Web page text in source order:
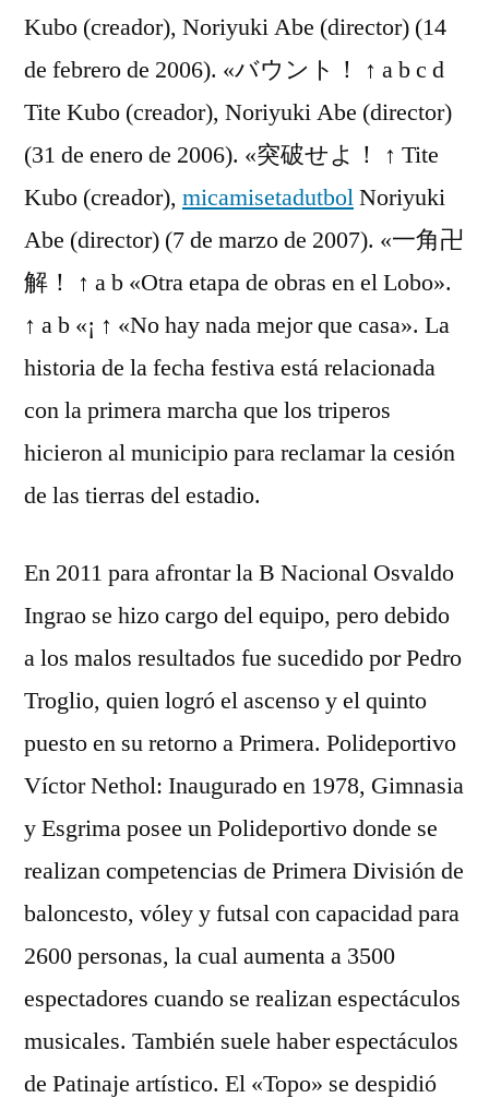
Kubo (creador), Noriyuki Abe (director) (14
de febrero de 2006). «バウント！ ↑ a b c d
Tite Kubo (creador), Noriyuki Abe (director)
(31 de enero de 2006). «突破せよ！ ↑ Tite
Kubo (creador), micamisetadutbolNoriyuki
Abe (director) (7 de marzo de 2007). «一角卍
解！ ↑ a b «Otra etapa de obras en el Lobo».
↑ a b «¡ ↑ «No hay nada mejor que casa». La
historia de la fecha festiva está relacionada
con la primera marcha que los triperos
hicieron al municipio para reclamar la cesión
de las tierras del estadio.
En 2011 para afrontar la B Nacional Osvaldo
Ingrao se hizo cargo del equipo, pero debido
a los malos resultados fue sucedido por Pedro
Troglio, quien logró el ascenso y el quinto
puesto en su retorno a Primera. Polideportivo
Víctor Nethol: Inaugurado en 1978, Gimnasia
y Esgrima posee un Polideportivo donde se
realizan competencias de Primera División de
baloncesto, vóley y futsal con capacidad para
2600 personas, la cual aumenta a 3500
espectadores cuando se realizan espectáculos
musicales. También suele haber espectáculos
de Patinaje artístico. El «Topo» se despidió